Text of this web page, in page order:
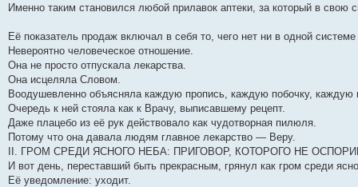
Именно таким становился любой прилавок аптеки, за который в свою
Её показатель продаж включал в себя то, чего нет ни в одной
Невероятно человеческое отношение.
Она не просто отпускала лекарства.
Она исцеляла Словом.
Воодушевленно объясняла каждую пропись, каждую побочку, каждую
Очередь к ней стояла как к Врачу, выписавшему рецепт.
Даже плацебо из её рук действовало как чудотворная пилюля.
Потому что она давала людям главное лекарство — Веру.
II. ГРОМ СРЕДИ ЯСНОГО НЕБА: ПРИГОВОР, КОТОРОГО НЕ
И вот день, переставший быть прекрасным, грянул как гром среди
Её уведомление: уходит.